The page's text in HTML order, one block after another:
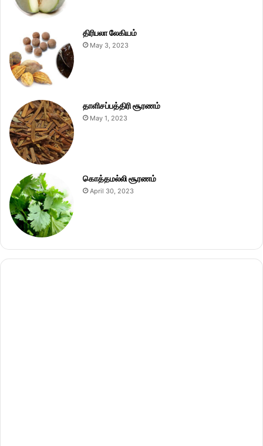
திரிபலா லேகியம்
May 3, 2023
தாளிசப்பத்திரி சூரணம்
May 1, 2023
கொத்தமல்லி சூரணம்
April 30, 2023